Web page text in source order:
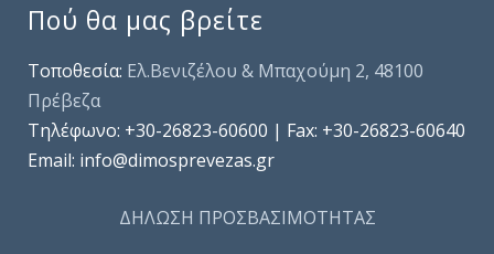
Πού θα μας βρείτε
Τοποθεσία: Ελ.Βενιζέλου & Μπαχούμη 2, 48100
Πρέβεζα
Τηλέφωνo: +30-26823-60600 | Fax: +30-26823-60640
Email: info@dimosprevezas.gr
ΔΗΛΩΣΗ ΠΡΟΣΒΑΣΙΜΟΤΗΤΑΣ